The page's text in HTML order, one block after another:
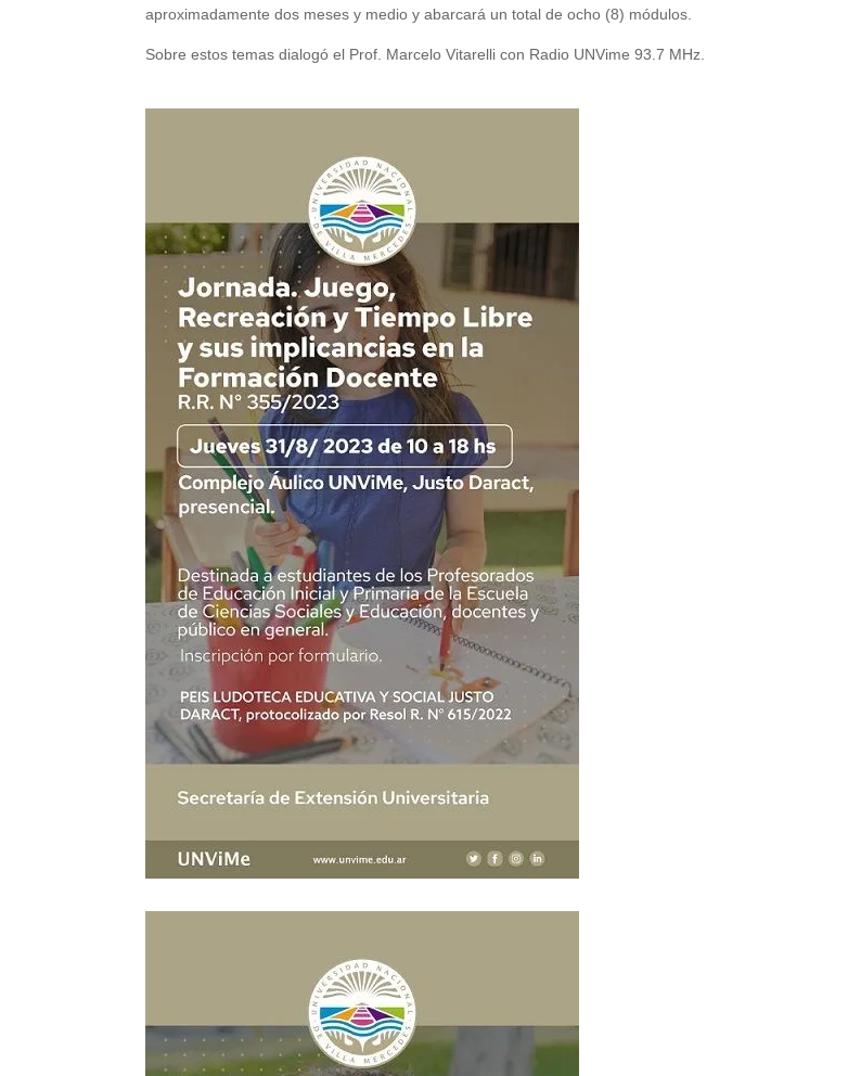
aproximadamente dos meses y medio y abarcará un total de ocho (8) módulos.
Sobre estos temas dialogó el Prof. Marcelo Vitarelli con Radio UNVime 93.7 MHz.